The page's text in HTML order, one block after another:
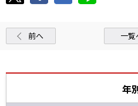
前へ 一覧
年